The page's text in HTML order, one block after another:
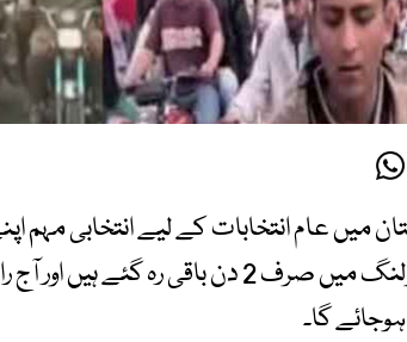
میں عام انتخابات کے لیے انتخابی مہم
گا۔